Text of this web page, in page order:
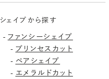
シェイプから探す
- ファンシーシェイプ
- プリンセスカット
- ペアシェイプ
- エメラルドカット